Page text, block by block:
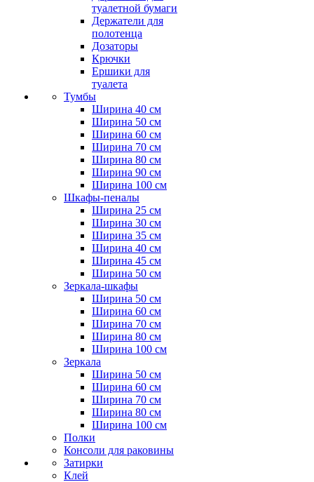
туалетной бумаги
Держатели для
полотенца
Дозаторы
Крючки
Ершики для
туалета
Тумбы
Ширина 40 см
Ширина 50 см
Ширина 60 см
Ширина 70 см
Ширина 80 см
Ширина 90 см
Ширина 100 см
Шкафы-пеналы
Ширина 25 см
Ширина 30 см
Ширина 35 см
Ширина 40 см
Ширина 45 см
Ширина 50 см
Зеркала-шкафы
Ширина 50 см
Ширина 60 см
Ширина 70 см
Ширина 80 см
Ширина 100 см
Зеркала
Ширина 50 см
Ширина 60 см
Ширина 70 см
Ширина 80 см
Ширина 100 см
Полки
Консоли для раковины
Затирки
Клей